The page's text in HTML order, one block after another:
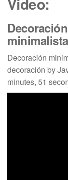
Decoración
decoración by
minutes, 51